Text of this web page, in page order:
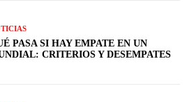
PASA SI HAY EMPATE EN UN
CRITERIOS Y DESEMPATES